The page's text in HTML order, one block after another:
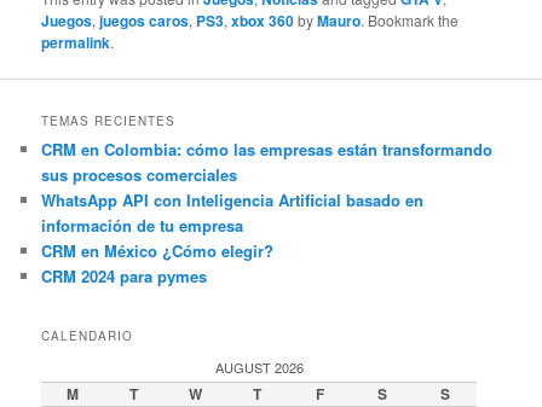
Juegos,juegos caros, PS3,xbox 360byMauro. Bookmark the
permalink.
TEMAS RECIENTES
CRM en Colombia: cómo las empresas están transformando
sus procesos comerciales
WhatsApp API con Inteligencia Artificial basado en
información de tu empresa
CRM en México ¿Cómo elegir?
CRM 2024 para pymes
CALENDARIO
AUGUST 2026
M T W T F S S